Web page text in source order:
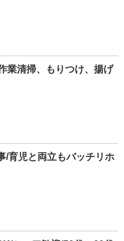
業清掃、もりつけ、揚げ
/育児と両立もバッチリホ